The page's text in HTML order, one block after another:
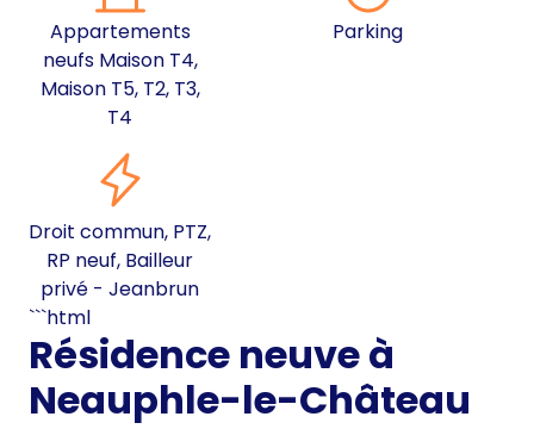
Appartements
neufs Maison T4,
Maison T5, T2, T3,
T4
Parking
Droit commun, PTZ,
RP neuf, Bailleur
privé - Jeanbrun
```html
Résidence neuve à
Neauphle-le-Château